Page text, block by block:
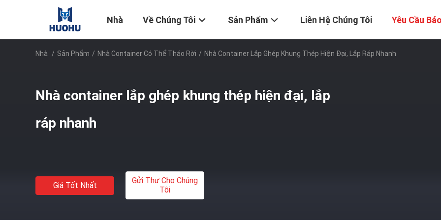
Nhà Về Chúng Tôi Sản Phẩm Liên Hệ Chúng Tôi Yêu Cầu
Nhà / Sản Phẩm / Nhà Container Có Thể Tháo Rời / Nhà Container Lắp Ghép Khung Thép Hiện Đại, Lắp Ráp Nhanh
Nhà container lắp ghép khung thép hiện đại, lắp
ráp nhanh
Giá Tốt Nhất
Gửi Thư Cho Chúng
Tôi